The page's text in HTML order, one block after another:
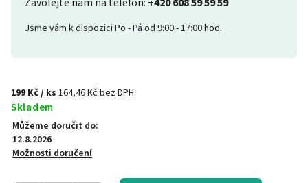
Jsme vám k dispozici Po - Pá od 9:00 - 17:00 hod.
199 Kč/ ks 164,46 Kč bez DPH
Skladem
Můžeme doručit do:
12.8.2026
Možnosti doručení